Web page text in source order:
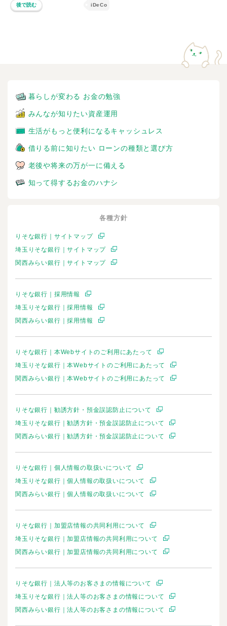
後で読む iDeCo
暮らしが変わる お金の勉強
みんなが知りたい資産運用
生活がもっと便利になるキャッシュレス
借りる前に知りたい ローンの種類と選び方
老後や将来の万が一に備える
知って得するお金のハナシ
各種方針
りそな銀行｜サイトマップ
埼玉りそな銀行｜サイトマップ
関西みらい銀行｜サイトマップ
りそな銀行｜採用情報
埼玉りそな銀行｜採用情報
関西みらい銀行｜採用情報
りそな銀行｜本Webサイトのご利用にあたって
埼玉りそな銀行｜本Webサイトのご利用にあたって
関西みらい銀行｜本Webサイトのご利用にあたって
りそな銀行｜勧誘方針・預金誤認防止について
埼玉りそな銀行｜勧誘方針・預金誤認防止について
関西みらい銀行｜勧誘方針・預金誤認防止について
りそな銀行｜個人情報の取扱いについて
埼玉りそな銀行｜個人情報の取扱いについて
関西みらい銀行｜個人情報の取扱いについて
りそな銀行｜加盟店情報の共同利用について
埼玉りそな銀行｜加盟店情報の共同利用について
関西みらい銀行｜加盟店情報の共同利用について
りそな銀行｜法人等のお客さまの情報について
埼玉りそな銀行｜法人等のお客さまの情報について
関西みらい銀行｜法人等のお客さまの情報について